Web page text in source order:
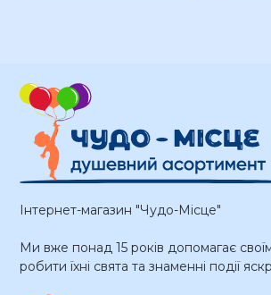
Інтернет-магазин "Чудо-Місце"
Ми вже понад 15 років допомагає
робити їхні свята та знаменні події